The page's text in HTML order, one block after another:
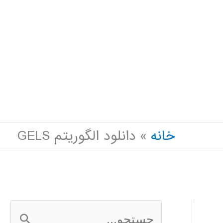
خانه
دانلود الگوریتم GELS